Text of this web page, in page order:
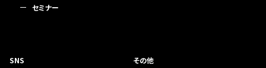
セミナー
SNS その他